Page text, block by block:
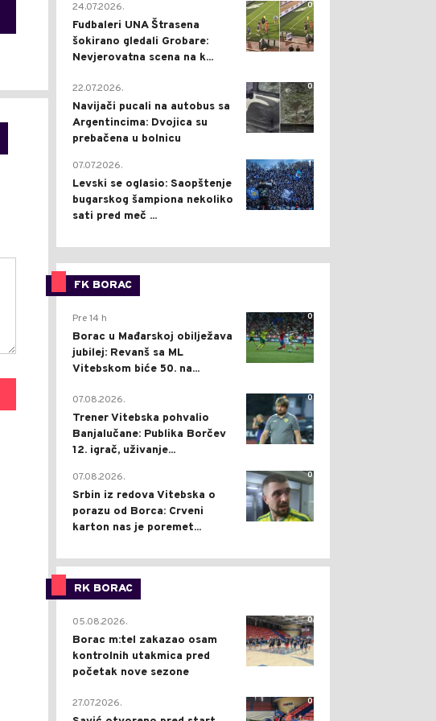
0
24.07.2026.
Fudbaleri UNA Štrasena
šokirano gledali Grobare:
Nevjerovatna scena na k...
0
22.07.2026.
Navijači pucali na autobus sa
Argentincima: Dvojica su
prebačena u bolnicu
1
07.07.2026.
Levski se oglasio: Saopštenje
bugarskog šampiona nekoliko
sati pred meč ...
FK BORAC
0
Pre 14 h
Borac u Mađarskoj obilježava
jubilej: Revanš sa ML
Vitebskom biće 50. na...
0
07.08.2026.
Trener Vitebska pohvalio
Banjalučane: Publika Borčev
12. igrač, uživanje...
0
07.08.2026.
Srbin iz redova Vitebska o
porazu od Borca: Crveni
karton nas je poremet...
RK BORAC
0
05.08.2026.
Borac m:tel zakazao osam
kontrolnih utakmica pred
početak nove sezone
0
27.07.2026.